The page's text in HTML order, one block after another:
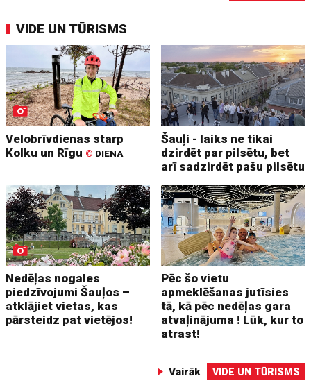
VIDE UN TŪRISMS
Velobrīvdienas starp
Kolku un Rīgu © DIENA
Šauļi - laiks ne tikai
dzirdēt par pilsētu, bet
arī sadzirdēt pašu pilsētu
Nedēļas nogales
piedzīvojumi Šauļos –
atklājiet vietas, kas
pārsteidz pat vietējos!
Pēc šo vietu
apmeklēšanas jutīsies
tā, kā pēc nedēļas gara
atvaļinājuma ! Lūk, kur to
atrast!
Vairāk VIDE UN TŪRISMS